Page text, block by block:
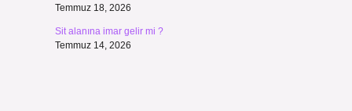
Temmuz 18, 2026
Sit alanına imar gelir mi ?
Temmuz 14, 2026